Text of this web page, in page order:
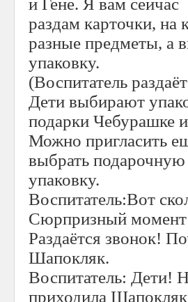
и Гене. Я вам сейчас
раздам карточки,
разные предметы, а
упаковку.
(Воспитатель
Дети выбирают
подарки Чебурашке
Можно пригласить
выбрать подарочную
упаковку.
Воспитатель:Вот
Сюрпризный
Раздаётся звонок!
Шапокляк.
Воспитатель: Дети!
приходила